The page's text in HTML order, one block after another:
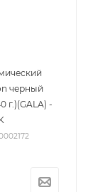
черный
г.)(GALA) -